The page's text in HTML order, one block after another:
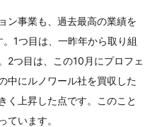
ン事業も、過去最高の業績を
1つ目は、一昨年から取り組
2つ目は、この10月にプロフェ
中にルノワール社を買収した
く上昇した点です。このこと
ています。